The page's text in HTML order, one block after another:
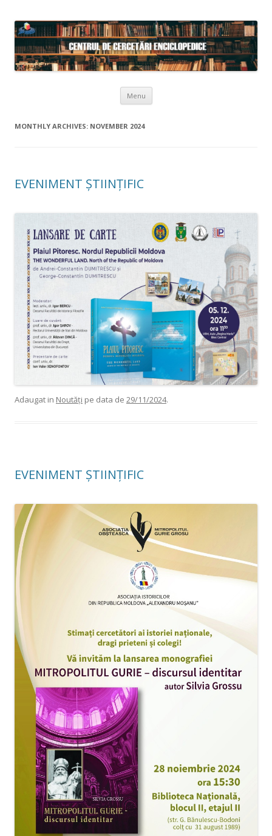
Menu Skip to content
MONTHLY ARCHIVES: NOVEMBER 2024
EVENIMENT ȘTIINȚIFIC
Adaugat in Noutăți pe data de 29/11/2024.
EVENIMENT ȘTIINȚIFIC